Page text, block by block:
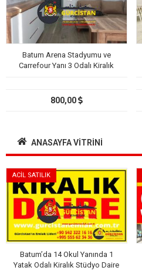
Batum Arena Stadyumu ve
Carrefour Yanı 3 Odalı Kiralık
800,00
ANASAYFA VITRINI
ACİL SATILIK
Batum’da 14 Okul Yanında 1
Yatak Odalı Kiralık Stüdyo Daire